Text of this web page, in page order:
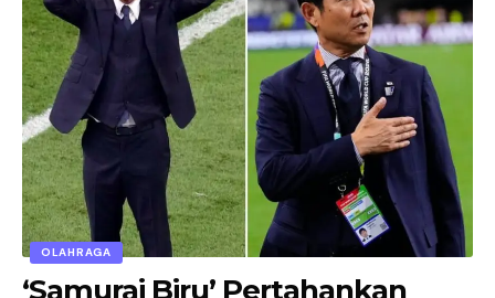
OLAHRAGA
‘Samurai Biru’ Pertahankan